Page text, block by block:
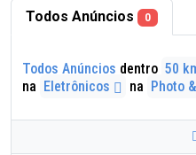
Todos Anúncios 0
Todos Anúncios dentro 50
na Eletrônicos na Photo